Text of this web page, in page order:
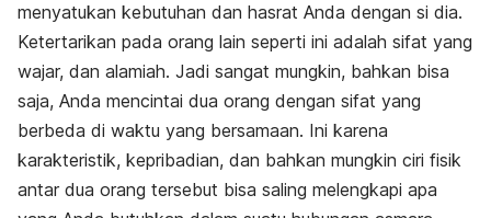
menyatukan kebutuhan dan hasrat Anda dengan si dia.
Ketertarikan pada orang lain seperti ini adalah sifat yang
wajar, dan alamiah. Jadi sangat mungkin, bahkan bisa
saja, Anda mencintai dua orang dengan sifat yang
berbeda di waktu yang bersamaan. Ini karena
karakteristik, kepribadian, dan bahkan mungkin ciri fisik
antar dua orang tersebut bisa saling melengkapi apa